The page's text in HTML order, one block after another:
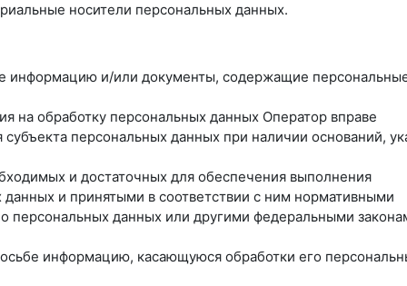
носители персональных данных.
информацию и/или документы, содержащие
на обработку персональных данных Оператор вправе
персональных данных при наличии оснований,
и достаточных для обеспечения выполнения
и принятыми в соответствии с ним нормативными
персональных данных или другими федеральными
информацию, касающуюся обработки его